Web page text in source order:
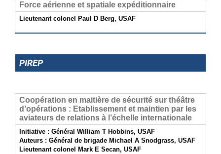
Force aérienne et spatiale expéditionnaire
Lieutenant colonel Paul D Berg, USAF
PIREP
Coopération en maitière de sécurité sur théâtre
d’opérations : Etablissement et maintien par les
aviateurs de relations à l’échelle internationale
Initiative : Général William T Hobbins, USAF
Auteurs : Général de brigade Michael A Snodgrass, USAF
Lieutenant colonel Mark E Secan, USAF